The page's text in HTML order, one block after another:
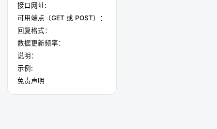
接口网址:
可用端点（GET 或 POST）：
回复格式：
数据更新频率：
说明：
示例:
免责声明